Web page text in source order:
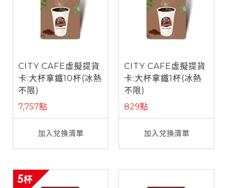
CITY CAFE虛擬提貨
卡:大杯拿鐵10杯(冰熱
不限)
7,757點
加入兌換清單
CITY CAFE虛擬提貨
卡:大杯拿鐵1杯(冰熱
不限)
829點
加入兌換清單